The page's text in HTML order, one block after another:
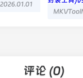
评论 (0)